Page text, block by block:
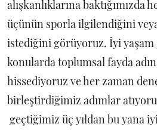
alışkanlıklarına baktığımızda
üçünün sporla ilgilendiğini
istediğini görüyoruz. İyi
konularda toplumsal fayda
hissediyoruz ve her zaman
birleştirdiğimiz adımlar
geçtiğimiz üç yıldan bu yana